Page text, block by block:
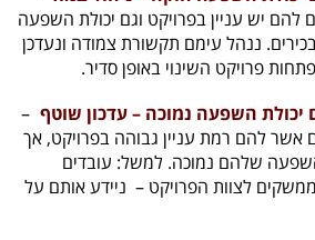
להם יש עניין בפרויקט וגם יכולת השפעה
ננהל עימם תקשורת צמודה ונעדכן
פרויקט השינוי באופן סדיר.
יכולת השפעה נמוכה – עדכון שוטף –
אשר להם רמת עניין גבוהה בפרויקט, אך
שלהם נמוכה. למשל: עובדים
לצוות הפרויקט – ניידע אותם על